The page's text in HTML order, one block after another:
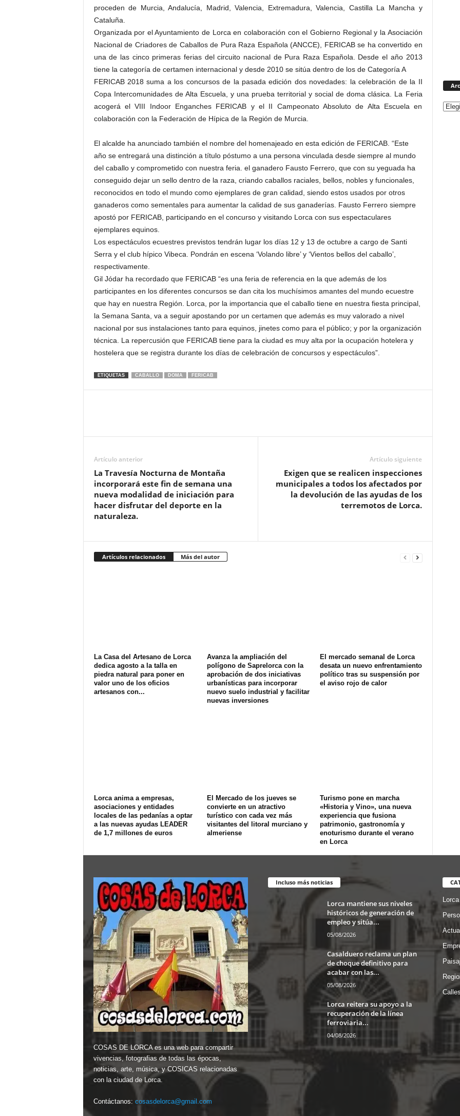
proceden de Murcia, Andalucía, Madrid, Valencia, Extremadura, Valencia, Castilla La Mancha y
Cataluña.
Organizada por el Ayuntamiento de Lorca en colaboración con el Gobierno Regional y la Asociación
Nacional de Criadores de Caballos de Pura Raza Española (ANCCE), FERICAB se ha convertido en
una de las cinco primeras ferias del circuito nacional de Pura Raza Española. Desde el año 2013
tiene la categoría de certamen internacional y desde 2010 se sitúa dentro de los de Categoría A
FERICAB 2018 suma a los concursos de la pasada edición dos novedades: la celebración de la II
Copa Intercomunidades de Alta Escuela, y una prueba territorial y social de doma clásica. La Feria
acogerá el VIII Indoor Enganches FERICAB y el II Campeonato Absoluto de Alta Escuela en
colaboración con la Federación de Hípica de la Región de Murcia.
El alcalde ha anunciado también el nombre del homenajeado en esta edición de FERICAB. “Este
año se entregará una distinción a título póstumo a una persona vinculada desde siempre al mundo
del caballo y comprometido con nuestra feria. el ganadero Fausto Ferrero, que con su yeguada ha
conseguido dejar un sello dentro de la raza, criando caballos raciales, bellos, nobles y funcionales,
reconocidos en todo el mundo como ejemplares de gran calidad, siendo estos usados por otros
ganaderos como sementales para aumentar la calidad de sus ganaderías. Fausto Ferrero siempre
apostó por FERICAB, participando en el concurso y visitando Lorca con sus espectaculares
ejemplares equinos.
Los espectáculos ecuestres previstos tendrán lugar los días 12 y 13 de octubre a cargo de Santi
Serra y el club hípico Vibeca. Pondrán en escena ‘Volando libre’ y ‘Vientos bellos del caballo’,
respectivamente.
Gil Jódar ha recordado que FERICAB “es una feria de referencia en la que además de los
participantes en los diferentes concursos se dan cita los muchísimos amantes del mundo ecuestre
que hay en nuestra Región. Lorca, por la importancia que el caballo tiene en nuestra fiesta principal,
la Semana Santa, va a seguir apostando por un certamen que además es muy valorado a nivel
nacional por sus instalaciones tanto para equinos, jinetes como para el público; y por la organización
técnica. La repercusión que FERICAB tiene para la ciudad es muy alta por la ocupación hotelera y
hostelera que se registra durante los días de celebración de concursos y espectáculos”.
ETIQUETAS CABALLO DOMA FERICAB
Artículo anterior
La Travesía Nocturna de Montaña
incorporará este fin de semana una
nueva modalidad de iniciación para
hacer disfrutar del deporte en la
naturaleza.
Artículo siguiente
Exigen que se realicen inspecciones
municipales a todos los afectados por
la devolución de las ayudas de los
terremotos de Lorca.
Artículos relacionados Más del autor
La Casa del Artesano de Lorca
dedica agosto a la talla en
piedra natural para poner en
valor uno de los oficios
artesanos con...
Avanza la ampliación del
polígono de Saprelorca con la
aprobación de dos iniciativas
urbanísticas para incorporar
nuevo suelo industrial y facilitar
nuevas inversiones
El mercado semanal de Lorca
desata un nuevo enfrentamiento
político tras su suspensión por
el aviso rojo de calor
Lorca anima a empresas,
asociaciones y entidades
locales de las pedanías a optar
a las nuevas ayudas LEADER
de 1,7 millones de euros
El Mercado de los jueves se
convierte en un atractivo
turístico con cada vez más
visitantes del litoral murciano y
almeriense
Turismo pone en marcha
«Historia y Vino», una nueva
experiencia que fusiona
patrimonio, gastronomía y
enoturismo durante el verano
en Lorca
COSAS DE LORCA es una web para compartir
vivencias, fotografias de todas las épocas,
noticias, arte, música, y COSICAS relacionadas
con la ciudad de Lorca.
Contáctanos: cosasdelorca@gmail.com
Incluso más noticias
Lorca mantiene sus niveles
históricos de generación de
empleo y sitúa...
05/08/2026
Casalduero reclama un plan
de choque definitivo para
acabar con las...
05/08/2026
Lorca reitera su apoyo a la
recuperación de la línea
ferroviaria...
04/08/2026
Lorca